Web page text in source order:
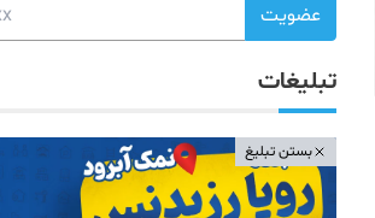
عضویت
تبلیغات
بستن تبلیغ